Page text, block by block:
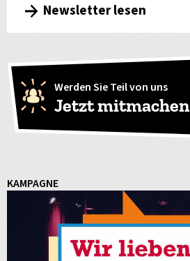
Newsletter lesen
Werden Sie Teil von uns
Jetzt mitmachen
KAMPAGNE